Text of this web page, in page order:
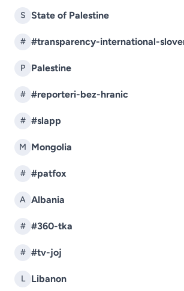
S State of Palestine
# #transparency-international-
P Palestine
# #reporteri-bez-hranic
# #slapp
M Mongolia
# #patfox
A Albania
# #360-tka
# #tv-joj
L Libanon